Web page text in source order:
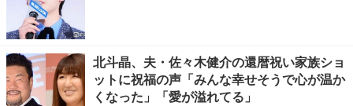
北斗晶、夫・佐々木健介の還暦祝い家族ショ
ットに祝福の声「みんな幸せそうで心が温か
くなった」「愛が溢れてる」